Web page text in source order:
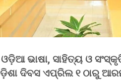
ଭାଷା, ସାହିତ୍ୟ ଓ
ଦିବସ ଏପ୍ରିଲ ୧ ଠାରୁ